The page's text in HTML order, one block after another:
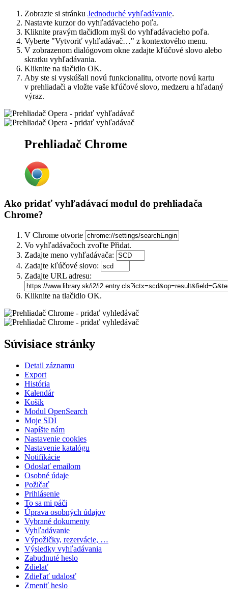
Zobrazte si stránku Jednoduché vyhľadávanie.
Nastavte kurzor do vyhľadávacieho poľa.
Kliknite pravým tlačidlom myši do vyhľadávacieho poľa.
Vyberte "Vytvoriť vyhľadávač…" z kontextového menu.
V zobrazenom dialógovom okne zadajte kľúčové slovo alebo
skratku vyhľadávania.
Kliknite na tlačidlo OK.
Aby ste si vyskúšali novú funkcionalitu, otvorte novú kartu
v prehliadači a vložte vaše kľúčové slovo, medzeru a hľadaný
výraz.
Prehliadač Chrome
Ako pridať vyhľadávací modul do prehliadača
Chrome?
V Chrome otvorte
Vo vyhľadávačoch zvoľte Přidat.
Zadajte meno vyhľadávača:
Zadajte kľúčové slovo:
Zadajte URL adresu:
Kliknite na tlačidlo OK.
Súvisiace stránky
Detail záznamu
Export
História
Kalendár
Košík
Modul OpenSearch
Moje SDI
Napíšte nám
Nastavenie cookies
Nastavenie katalógu
Notifikácie
Odoslať emailom
Osobné údaje
Požičať
Prihlásenie
To sa mi páči
Úprava osobných údajov
Vybrané dokumenty
Vyhľadávanie
Výpožičky, rezervácie, …
Výsledky vyhľadávania
Zabudnuté heslo
Zdielať
Zdieľať udalosť
Zmeniť heslo